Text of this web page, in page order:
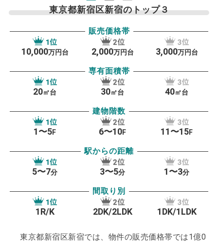
都営新宿線・小田急線・京王線・さらには高速バス
アの利用者数（1日あたり）はなんと360万人と言わ
れています。この莫大な利用者数の大きな理由は、
れる方々などの影響が考えられるでしょう。新宿の
人口は約34万人と言われていますが、その約10%を
「外国人」が占めています。爆買いで話題を呼んで
いる中国人をはじめ、韓国・朝鮮人・タイ人・ネパ
ール人などといったアジア系外国人などが多く、
いて欧米系外国人と続き、まさに世界を代表する観
光都市と言えるでしょう。ヒト・モノ・カネが集結
ませんが、実は自然が多いのも新宿エリアの魅力で
新宿御苑をはじめ、新宿中央公園や富山公園、
の新宿エリアでは感じられるのです。
東京都新宿区新宿のトップ３
販売価格帯
10,000万円台 2,000万円台 3,000万円台
専有面積帯
20㎡台 30㎡台 40㎡台
建物階数
1〜5F 6〜10F 11〜15F
駅からの距離
5〜7分 3〜5分 1〜3分
間取り別
1R/K 2DK/2LDK 1DK/1LDK
東京都新宿区新宿では、物件の販売価格帯では1億0